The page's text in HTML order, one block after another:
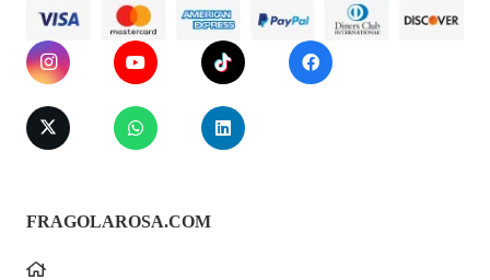
FRAGOLAROSA.COM